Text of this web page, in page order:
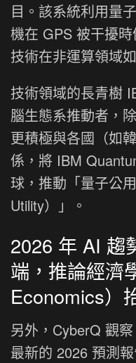
目。該系統利用量
機在 GPS 被干擾
技術在非運算領域
技術領域的長青樹
腦生態系推動者，
更積極與各國（如
係，將 IBM
球，推動「量子公
Utility）」。
2026 年 AI 趨
端，推論經濟
Economics）
另外，CyberQ 觀
最新的 2026 預測